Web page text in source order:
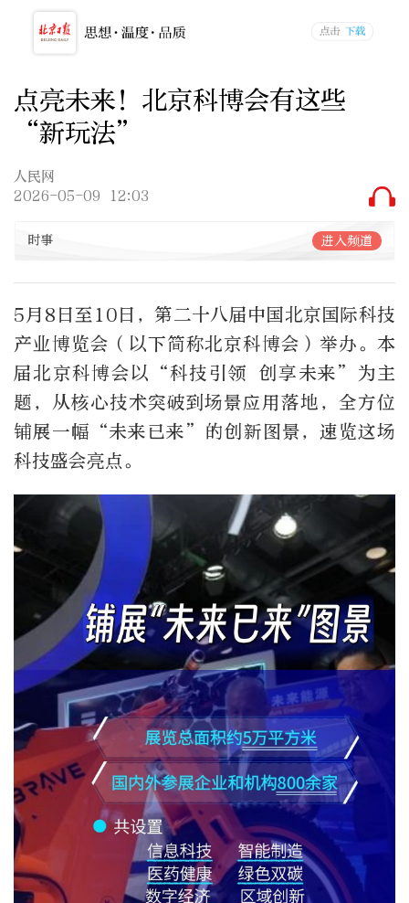
点亮未来！北京科博会有这些
“新玩法”
人民网
2026-05-09 12:03
时事 进入频道
5月8日至10日，第二十八届中国北京国际科技
产业博览会（以下简称北京科博会）举办。本
届北京科博会以“科技引领 创享未来”为主
题，从核心技术突破到场景应用落地，全方位
铺展一幅“未来已来”的创新图景，速览这场
科技盛会亮点。